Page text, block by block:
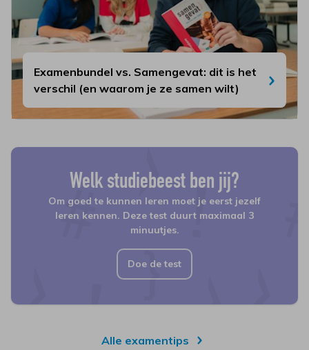
Examenbundel vs. Samengevat: dit is het
verschil (en waarom je ze samen wilt)
Welk studiebeest ben jij?
Om goed te kunnen leren moet je eerst jezelf
leren kennen. Deze test duurt maximaal 3
minuutjes.
Doe de test
Alle examentips